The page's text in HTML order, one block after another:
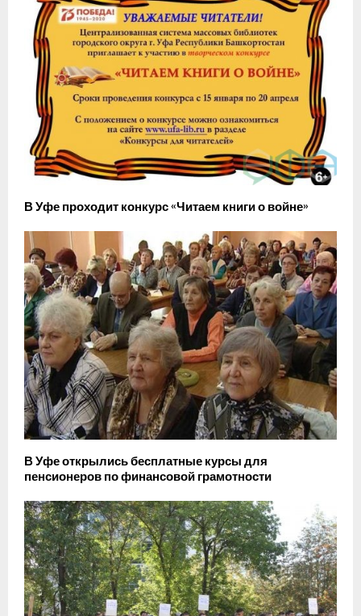
В Уфе проходит конкурс «Читаем книги о войне»
В Уфе открылись бесплатные курсы для
пенсионеров по финансовой грамотности